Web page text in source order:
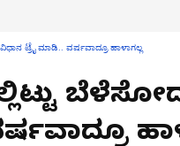
ಟ್ರೈ ಮಾಡಿ.. ವರ್ಷವಾದ್ರೂ ಹಾಳಾಗಲ್ಲ